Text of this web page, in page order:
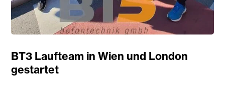
BT3 Laufteam in Wien und London
gestartet